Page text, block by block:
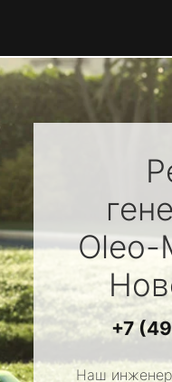
Oleo-
+7
Наш